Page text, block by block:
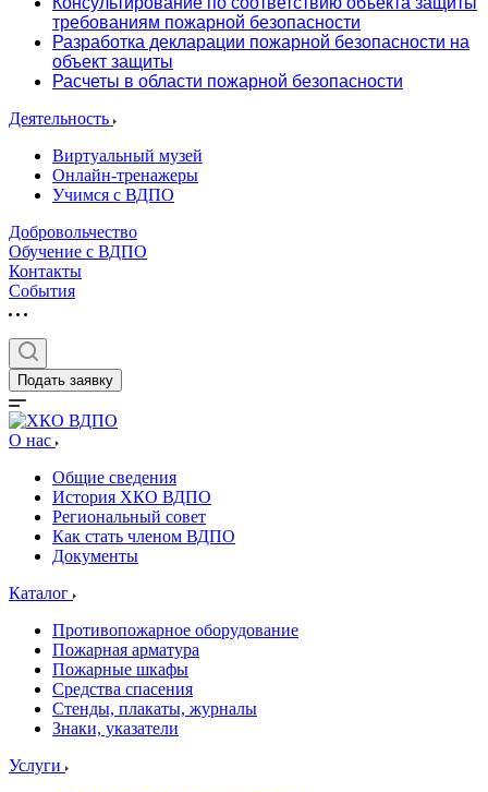
требованиям пожарной безопасности
Разработка декларации пожарной безопасности на
объект защиты
Расчеты в области пожарной безопасности
Деятельность
Виртуальный музей
Онлайн-тренажеры
Учимся с ВДПО
Добровольчество
Обучение с ВДПО
Контакты
События
Подать заявку
О нас
Общие сведения
История ХКО ВДПО
Региональный совет
Как стать членом ВДПО
Документы
Каталог
Противопожарное оборудование
Пожарная арматура
Пожарные шкафы
Средства спасения
Стенды, плакаты, журналы
Знаки, указатели
Услуги